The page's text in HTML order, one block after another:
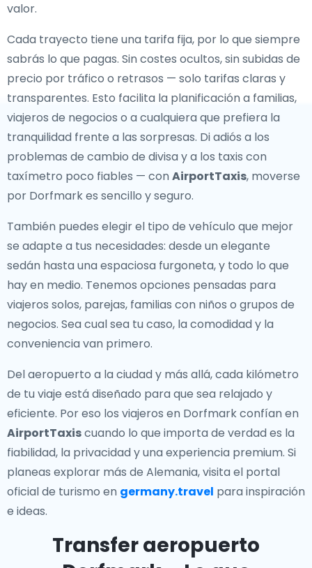
valor.
Cada trayecto tiene una tarifa fija, por lo que siempre
sabrás lo que pagas. Sin costes ocultos, sin subidas de
precio por tráfico o retrasos — solo tarifas claras y
transparentes. Esto facilita la planificación a familias,
viajeros de negocios o a cualquiera que prefiera la
tranquilidad frente a las sorpresas. Di adiós a los
problemas de cambio de divisa y a los taxis con
taxímetro poco fiables — con AirportTaxis, moverse
por Dorfmark es sencillo y seguro.
También puedes elegir el tipo de vehículo que mejor
se adapte a tus necesidades: desde un elegante
sedán hasta una espaciosa furgoneta, y todo lo que
hay en medio. Tenemos opciones pensadas para
viajeros solos, parejas, familias con niños o grupos de
negocios. Sea cual sea tu caso, la comodidad y la
conveniencia van primero.
Del aeropuerto a la ciudad y más allá, cada kilómetro
de tu viaje está diseñado para que sea relajado y
eficiente. Por eso los viajeros en Dorfmark confían en
AirportTaxiscuando lo que importa de verdad es la
fiabilidad, la privacidad y una experiencia premium. Si
planeas explorar más de Alemania, visita el portal
oficial de turismo en germany.travel para inspiración
e ideas.
Transfer aeropuerto